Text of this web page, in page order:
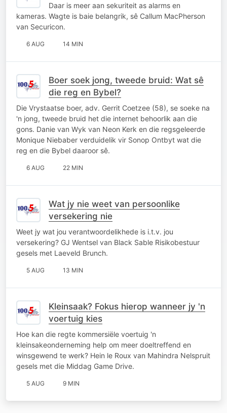
Daar is meer aan sekuriteit as alarms en
kameras. Wagte is baie belangrik, sê Callum MacPherson
van Securicon.
6 AUG 14 MIN
Boer soek jong, tweede bruid: Wat sê
die reg en Bybel?
Die Vrystaatse boer, adv. Gerrit Coetzee (58), se soeke na
'n jong, tweede bruid het die internet behoorlik aan die
gons. Danie van Wyk van Neon Kerk en die regsgeleerde
Monique Niebaber verduidelik vir Sonop Ontbyt wat die
reg en die Bybel daaroor sê.
6 AUG 22 MIN
Wat jy nie weet van persoonlike
versekering nie
Weet jy wat jou verantwoordelikhede is i.t.v. jou
versekering? GJ Wentsel van Black Sable Risikobestuur
gesels met Laeveld Brunch.
5 AUG 13 MIN
Kleinsaak? Fokus hierop wanneer jy 'n
voertuig kies
Hoe kan die regte kommersiële voertuig 'n
kleinsakeonderneming help om meer doeltreffend en
winsgewend te werk? Hein le Roux van Mahindra Nelspruit
gesels met die Middag Game Drive.
5 AUG 9 MIN